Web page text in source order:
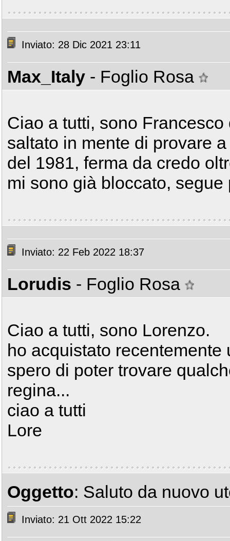
Inviato: 28 Dic 2021 23:11
Max_Italy - Foglio Rosa
Ciao a tutti, sono
saltato in mente di provare
del 1981, ferma da credo
mi sono già bloccato,
Inviato: 22 Feb 2022 18:37
Lorudis - Foglio Rosa
Ciao a tutti, sono Lorenzo.
ho acquistato
spero di poter trovare
regina...
ciao a tutti
Lore
Oggetto: Saluto da nuovo
Inviato: 21 Ott 2022 15:22